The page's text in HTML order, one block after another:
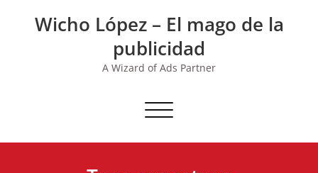
Wicho López – El mago de la
publicidad
A Wizard of Ads Partner
Toggle navigation